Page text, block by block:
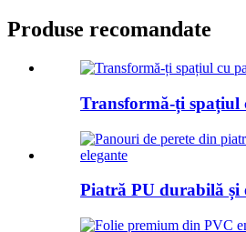
Produse recomandate
Transformă-ți spațiul
Piatră PU durabilă și